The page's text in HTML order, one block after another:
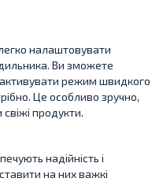
налаштовувати
Ви зможете
режим швидкого
Це особливо зручно,
продукти.
надійність і
на них важкі